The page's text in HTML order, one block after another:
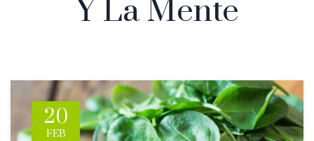
Y La Mente
20
FEB